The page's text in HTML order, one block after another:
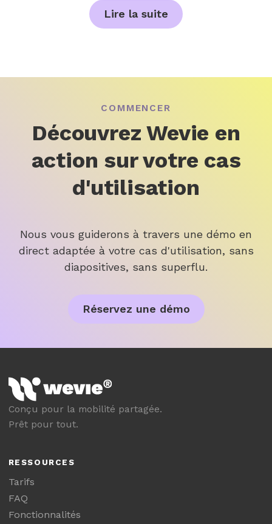
Lire la suite
COMMENCER
Découvrez Wevie en
action sur votre cas
d'utilisation
Nous vous guiderons à travers une démo en
direct adaptée à votre cas d'utilisation, sans
diapositives, sans superflu.
Réservez une démo
Conçu pour la mobilité partagée.
Prêt pour tout.
RESSOURCES
Tarifs
FAQ
Fonctionnalités